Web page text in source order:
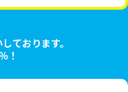
ております。
！